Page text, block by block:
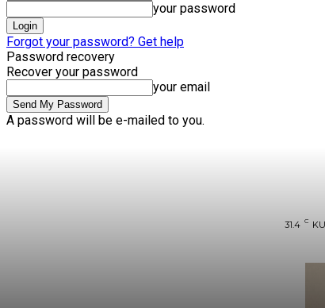
your password
Forgot your password? Get help
Password recovery
Recover your password
your email
A password will be e-mailed to you.
31.4 C